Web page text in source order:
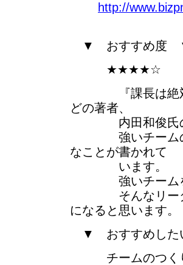
http://
▼ おすすめ度
★★★★☆
『課長は絶対「
どの著者、
内田和俊氏の
強いチームのつ
なことが書かれて
います。
強いチームを
そんなリーダー
になると思います。
▼ おすすめし
チームのつくり